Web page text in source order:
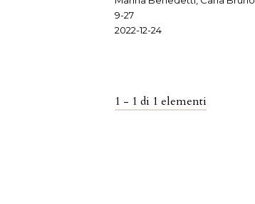
9-27
2022-12-24
1 - 1 di 1 elementi